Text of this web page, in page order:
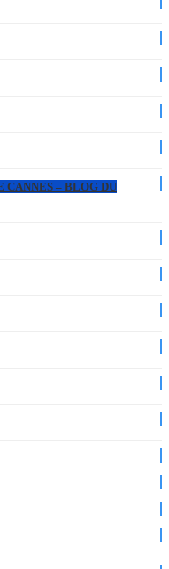
CANNES – BLOG DU